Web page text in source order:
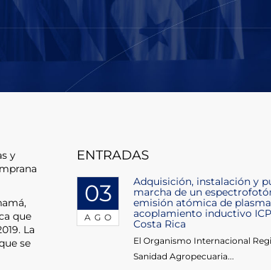
y
que
La
se
ENTRADAS
03
AGO
Adquisición, instalación y
marcha de un
emisión atómica de
acoplamiento inductivo
Costa Rica
El Organismo Internacional
Sanidad Agropecuaria...